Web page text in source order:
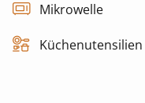
Mikrowelle
Küchenutensilien